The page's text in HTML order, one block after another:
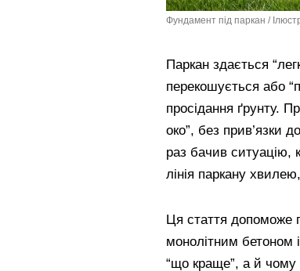
Фундамент під паркан /
Паркан здається
перекошується або
просідання ґрунту.
око”, без прив’язки
раз бачив ситуацію,
лінія паркану
Ця стаття допоможе
монолітним бетоном
“що краще”, а й чому